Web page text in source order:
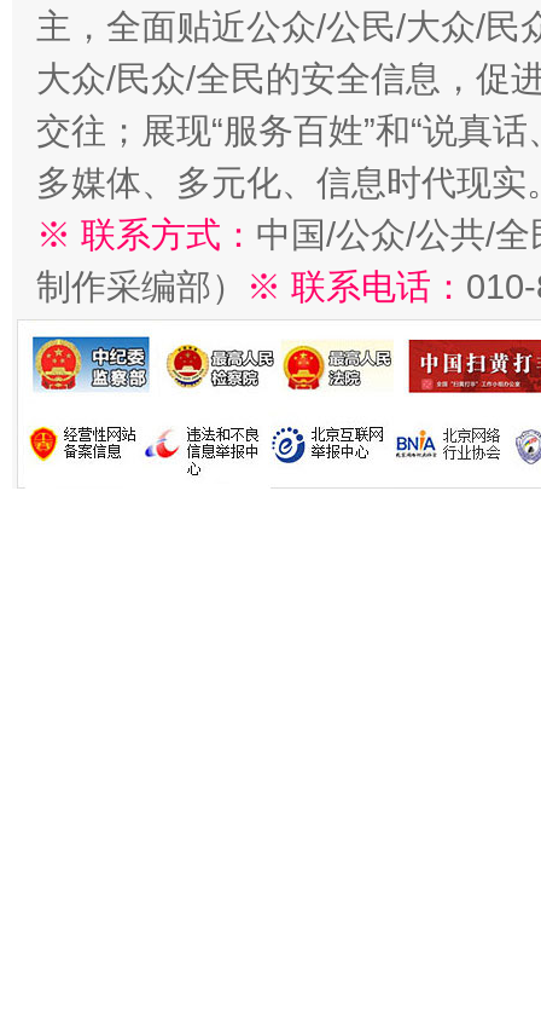
主，全面贴近公众/公民/大众/民
大众/民众/全民的安全信息，促
交往；展现“服务百姓”和“说真
多媒体、多元化、信息时代现实
※ 联系方式： 中国/公众/公共/
制作采编部）
※ 联系电话：